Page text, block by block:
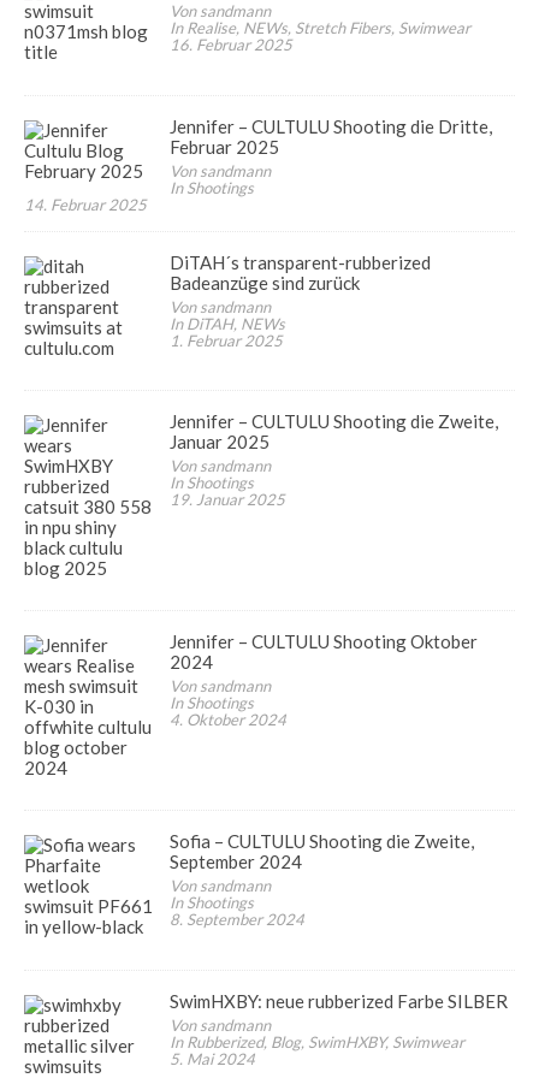
Von sandmann
In Realise, NEWs, Stretch Fibers, Swimwear
16. Februar 2025
Jennifer – CULTULU Shooting die Dritte,
Februar 2025
Von sandmann
In Shootings
14. Februar 2025
DiTAH´s transparent-rubberized
Badeanzüge sind zurück
Von sandmann
In DiTAH, NEWs
1. Februar 2025
Jennifer – CULTULU Shooting die Zweite,
Januar 2025
Von sandmann
In Shootings
19. Januar 2025
Jennifer – CULTULU Shooting Oktober
2024
Von sandmann
In Shootings
4. Oktober 2024
Sofia – CULTULU Shooting die Zweite,
September 2024
Von sandmann
In Shootings
8. September 2024
SwimHXBY: neue rubberized Farbe SILBER
Von sandmann
In Rubberized, Blog, SwimHXBY, Swimwear
5. Mai 2024